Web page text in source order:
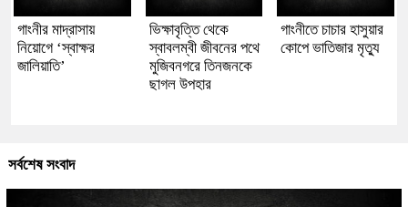
গাংনীর মাদ্রাসায়
নিয়োগে ‘স্বাক্ষর
জালিয়াতি’
ভিক্ষাবৃত্তি থেকে
স্বাবলম্বী জীবনের পথে
মুজিবনগরে তিনজনকে
ছাগল উপহার
গাংনীতে চাচার হাসুয়ার
কোপে ভাতিজার মৃত্যু
সর্বশেষ সংবাদ